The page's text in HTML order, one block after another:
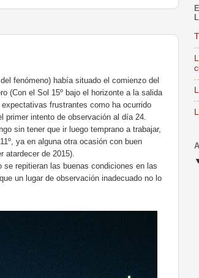
fenómeno) había situado el comienzo del
(Con el Sol 15º bajo el horizonte a la salida
frustrantes como ha ocurrido
intento de observación al día 24.
sin tener que ir luego temprano a trabajar,
ya en alguna otra ocasión con buen
atardecer de 2015).
repitieran las buenas condiciones en las
un lugar de observación inadecuado no lo